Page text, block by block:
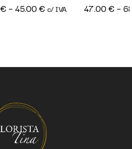
€ –45.00€ c/ IVA 47.00€ –